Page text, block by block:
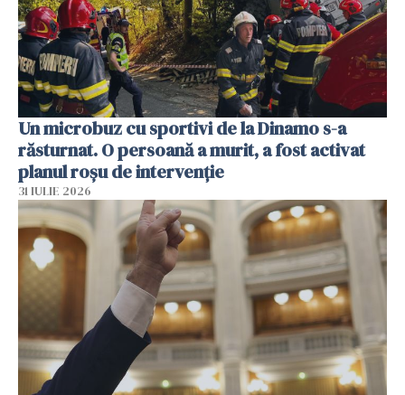
Un microbuz cu sportivi de la Dinamo s-a
răsturnat. O persoană a murit, a fost activat
planul roșu de intervenție
31 IULIE 2026